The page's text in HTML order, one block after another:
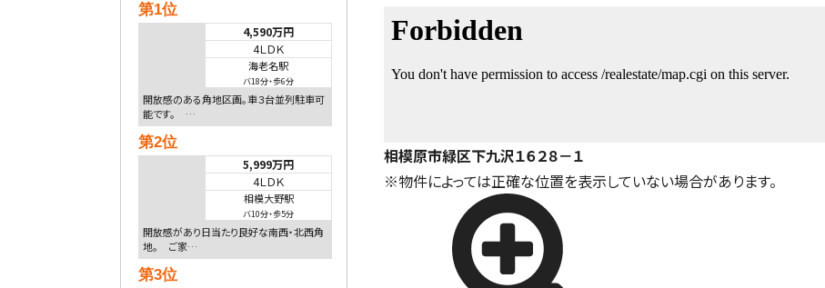
第1位
4,590万円
4ＬＤＫ
海老名駅
バ18分・歩6分
開放感のある角地区画。車３台並列駐車可
能です。 …
第2位
5,999万円
4ＬＤＫ
相模大野駅
バ10分・歩5分
開放感があり日当たり良好な南西・北西角
地。 ご家…
第3位
相模原市緑区下九沢１６２８－１
※物件によっては正確な位置を表示していない場合があります。